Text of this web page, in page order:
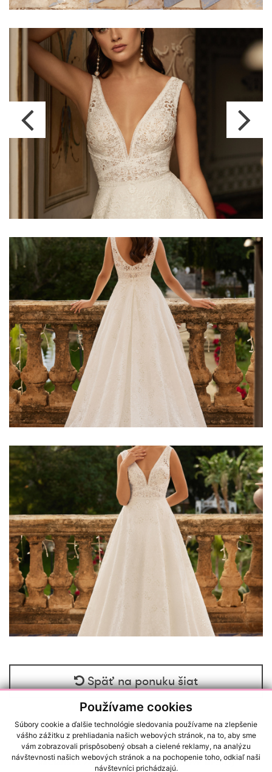
Používame cookies
Súbory cookie a ďalšie technológie sledovania používame na zlepšenie
vášho zážitku z prehliadania našich webových stránok, na to, aby sme
vám zobrazovali prispôsobený obsah a cielené reklamy, na analýzu
návštevnosti našich webových stránok a na pochopenie toho, odkiaľ naši
návštevníci prichádzajú.
Späť na ponuku šiat
RAČIANSKA 22/A, 83102, BRATISLAVA (NOVÉ MESTO)